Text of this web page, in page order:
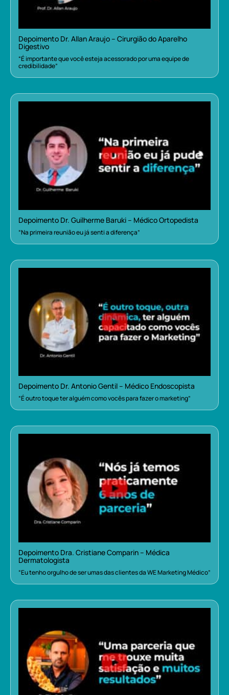
Depoimento Dr. Allan Araujo – Cirurgião do Aparelho
Digestivo
“É importante que você esteja acessorado por uma equipe de
credibilidade”
Depoimento Dr. Guilherme Baruki – Médico Ortopedista
“Na primeira reunião eu já senti a diferença”
Depoimento Dr. Antonio Gentil – Médico Endoscopista
“É outro toque ter alguém como vocês para fazer o marketing”
Depoimento Dra. Cristiane Comparin – Médica
Dermatologista
“Eu tenho orgulho de ser umas das clientes da WE Marketing Médico”